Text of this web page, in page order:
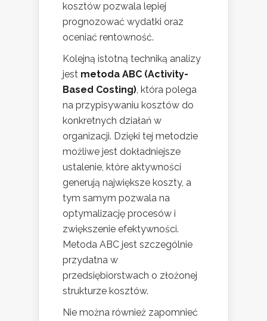
kosztów pozwala lepiej
prognozować wydatki oraz
oceniać rentowność.
Kolejną istotną techniką analizy
jest metoda ABC (Activity-
Based Costing), która polega
na przypisywaniu kosztów do
konkretnych działań w
organizacji. Dzięki tej metodzie
możliwe jest dokładniejsze
ustalenie, które aktywności
generują największe koszty, a
tym samym pozwala na
optymalizację procesów i
zwiększenie efektywności.
Metoda ABC jest szczególnie
przydatna w
przedsiębiorstwach o złożonej
strukturze kosztów.
Nie można również zapomnieć